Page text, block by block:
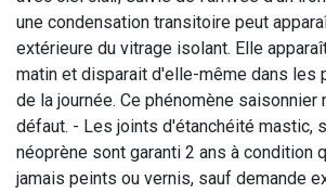
une condensation transitoire peut
extérieure du vitrage isolant. Elle
matin et disparait d'elle-même dans les
de la journée. Ce phénomène saisonnier
défaut. - Les joints d'étanchéité mastic,
néoprène sont garanti 2 ans à condition
jamais peints ou vernis, sauf demande